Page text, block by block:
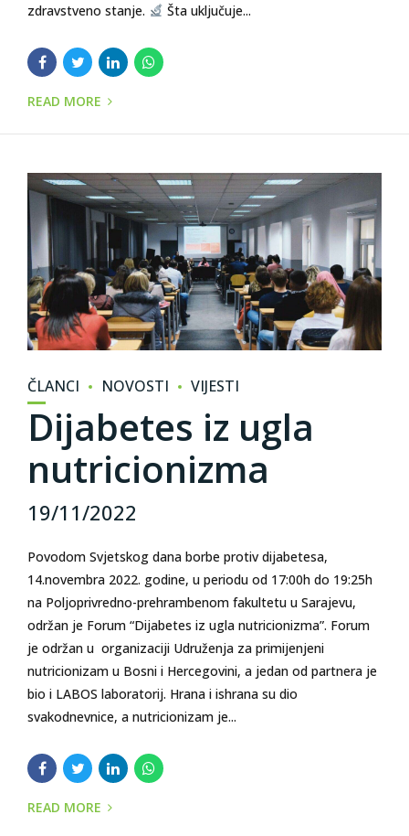
zdravstveno stanje.
Šta uključuje...
READ MORE
ČLANCI NOVOSTI VIJESTI
Dijabetes iz ugla
nutricionizma
19/11/2022
Povodom Svjetskog dana borbe protiv dijabetesa,
14.novembra 2022. godine, u periodu od 17:00h do 19:25h
na Poljoprivredno-prehrambenom fakultetu u Sarajevu,
održan je Forum “Dijabetes iz ugla nutricionizma”. Forum
je održan u organizaciji Udruženja za primijenjeni
nutricionizam u Bosni i Hercegovini, a jedan od partnera je
bio i LABOS laboratorij. Hrana i ishrana su dio
svakodnevnice, a nutricionizam je...
READ MORE